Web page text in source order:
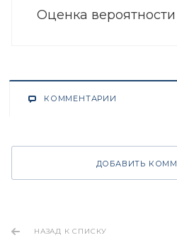
Оценка вероятности
КОММЕНТАРИИ
ДОБАВИТЬ
НАЗАД К СПИСКУ